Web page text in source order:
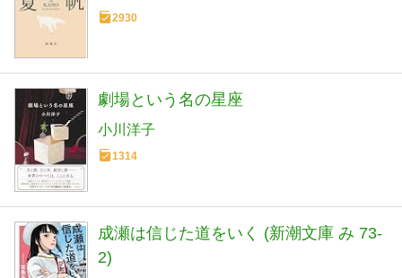
2930
劇場という名の星座
小川洋子
1314
成瀬は信じた道をいく (新潮文庫 み 73-
2)